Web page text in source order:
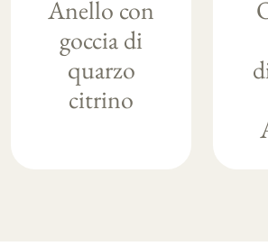
Anello con
goccia di
quarzo
citrino